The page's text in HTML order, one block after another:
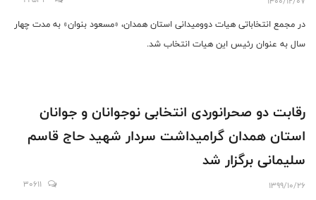
در مجمع انتخاباتی هیات دوومیدانی استان همدان، «مسعود بنوان» به مدت چهار
سال به عنوان رئیس این هیات انتخاب شد.
رقابت دو صحرانوردی انتخابی نوجوانان و جوانان
استان همدان گرامیداشت سردار شهید حاج قاسم
سلیمانی برگزار شد
1399/10/26
30611